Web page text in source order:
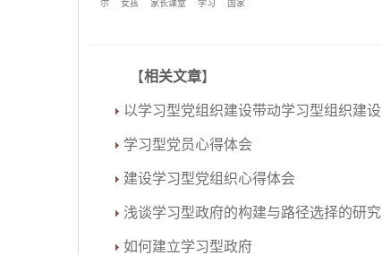
尔 女孩 家长课堂 学习 国家
【相关文章】
以学习型党组织建设带动学习型组织建设
学习型党员心得体会
建设学习型党组织心得体会
浅谈学习型政府的构建与路径选择的研究
如何建立学习型政府